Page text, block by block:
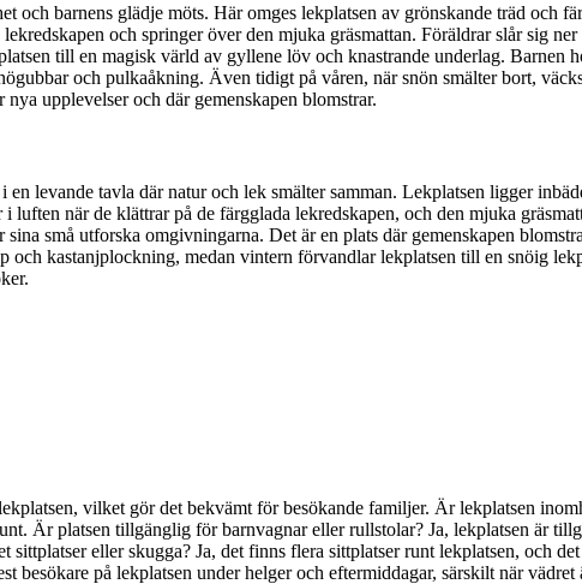
och barnens glädje möts. Här omges lekplatsen av grönskande träd och
och springer över den mjuka gräsmattan. Föräldrar slår sig
till en magisk värld av gyllene löv och knastrande underlag. Barnen
och pulkaåkning. Även tidigt på våren, när snön smälter bort,
upplevelser och där gemenskapen blomstrar.
levande tavla där natur och lek smälter samman. Lekplatsen ligger
luften när de klättrar på de färgglada lekredskapen, och den mjuka
små utforska omgivningarna. Det är en plats där gemenskapen
och kastanjplockning, medan vintern förvandlar lekplatsen till en snöig
vilket gör det bekvämt för besökande familjer. Är lekplatsen
Är platsen tillgänglig för barnvagnar eller rullstolar? Ja, lekplatsen är
sittplatser eller skugga? Ja, det finns flera sittplatser runt lekplatsen, och
besökare på lekplatsen under helger och eftermiddagar, särskilt när